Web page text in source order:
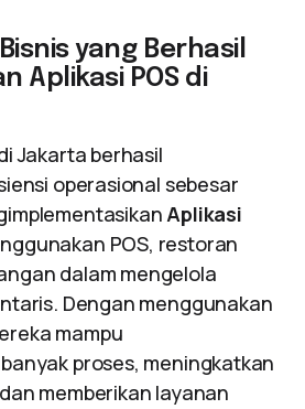
yang Berhasil
Aplikasi POS di
Jakarta berhasil
operasional sebesar
Aplikasi
POS, restoran
dalam mengelola
Dengan menggunakan
mampu
proses, meningkatkan
memberikan layanan